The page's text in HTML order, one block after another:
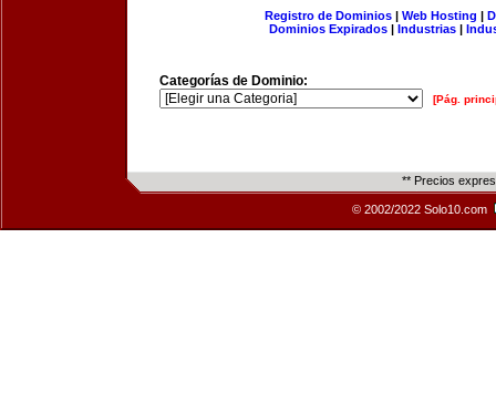
Registro de Dominios| Web Hosting |
Dominios Expirados | Industrias |
Categorías de Dominio:
[Pág.
** Precios
© 2002/2022 Solo10.com